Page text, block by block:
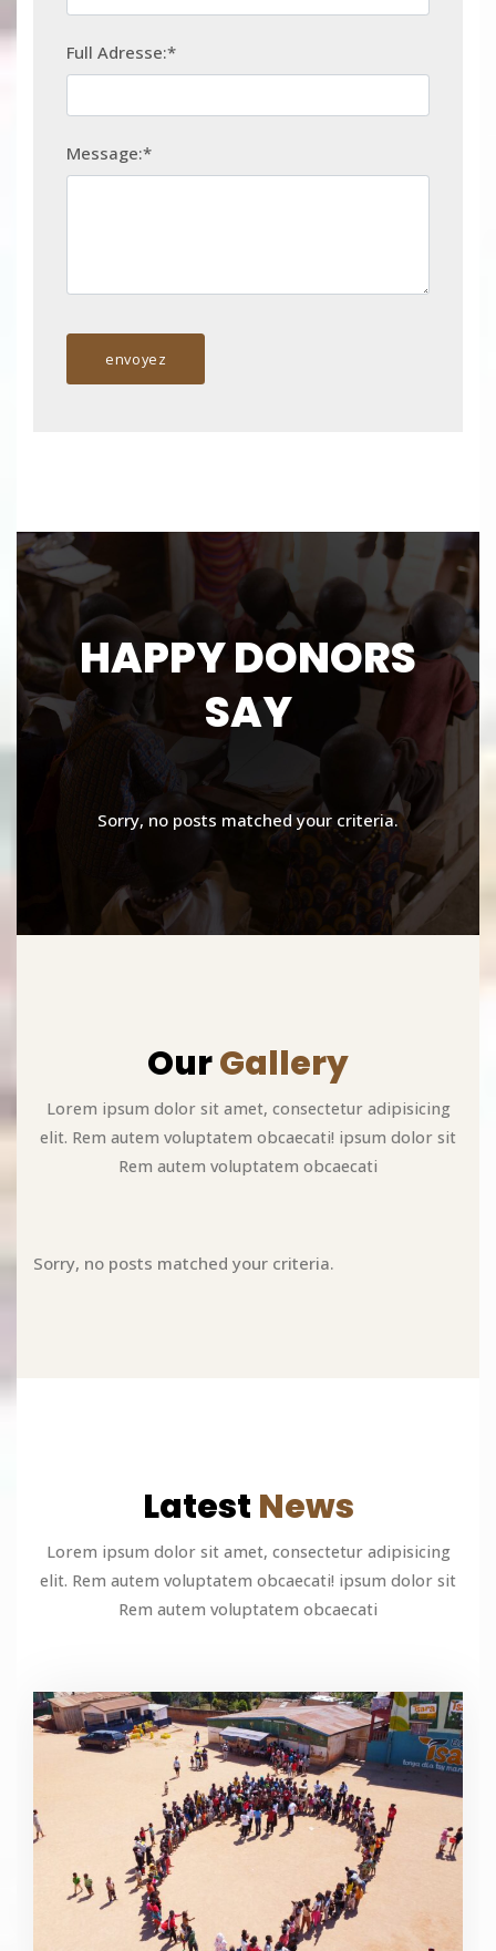
Full Adresse:*
Message:*
HAPPY DONORS
SAY
Sorry, no posts matched your criteria.
OurGallery
Lorem ipsum dolor sit amet, consectetur adipisicing
elit. Rem autem voluptatem obcaecati! ipsum dolor sit
Rem autem voluptatem obcaecati
Sorry, no posts matched your criteria.
Latest News
Lorem ipsum dolor sit amet, consectetur adipisicing
elit. Rem autem voluptatem obcaecati! ipsum dolor sit
Rem autem voluptatem obcaecati